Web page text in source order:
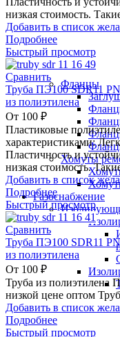
Фланцы
Хомуты
Газоснабжение
низкая стоимость.
Добавить в список
Подробнее
Быстрый просмотр
Сравнить
Труба ПЭ100 SDR11
из полиэтилена
От 100 ₽
Пластиковые
характеристиками:
Пластичность и
низкая стоимость.
Добавить в список
Подробнее
Быстрый просмотр
Сравнить
Труба ПЭ100 SDR11
из полиэтилена
От 100 ₽
Труба из полиэтилена
низкой цене оптом
Добавить в список
Подробнее
Быстрый просмотр